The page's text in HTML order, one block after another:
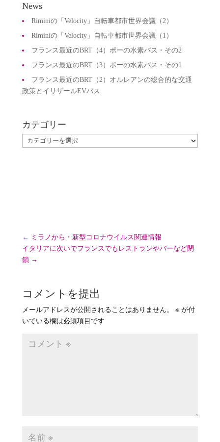
News
Riminiの「Velocity」自転車都市世界会議（2）
Riminiの「Velocity」自転車都市世界会議（1）
フランス最近のBRT（4）ポーの水素バス・その2
フランス最近のBRT（3）ポーの水素バス・その1
フランス最近のBRT（2）オルレアンの総合的な交通
政策とイリザールEVバス
カテゴリー
カ
← ミラノから・新型コロナウイルス関連情報
イタリアに次いでフランスでもレストランやバーなど閉
鎖 →
コメントを提出
メールアドレスが公開されることはありません。 ※が付
いている欄は必須項目です